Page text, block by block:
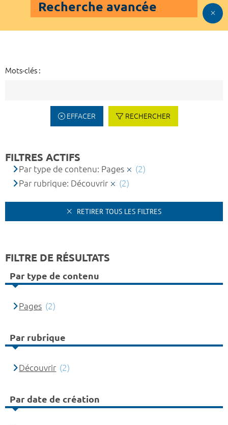
Recherche avancée
Mots-clés :
EFFACER RECHERCHER
FILTRES ACTIFS
Par type de contenu: Pages
(2)
Par rubrique: Découvrir
(2)
RETIRER TOUS LES FILTRES
FILTRE DE RÉSULTATS
Par type de contenu
Pages (2)
Par rubrique
Découvrir (2)
Par date de création